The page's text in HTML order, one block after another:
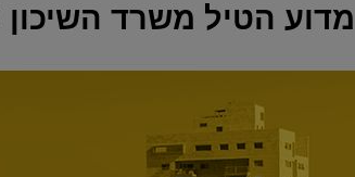
מדוע הטיל משרד השיכון עיצום כספי של